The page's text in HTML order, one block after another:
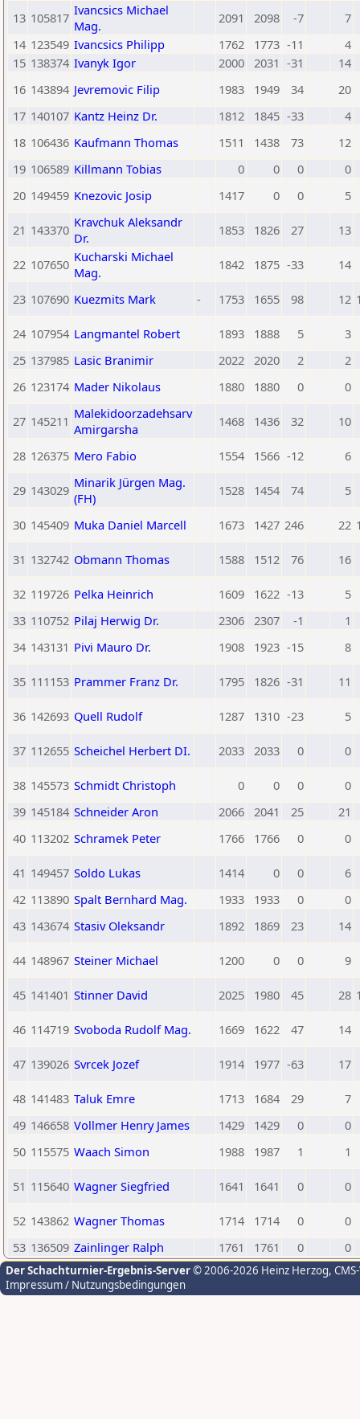
13 105817 Ivancsics Michael
Mag.
2091 2098 -7
7
14 123549 Ivancsics Philipp 1762 1773 -11
4
15 138374 Ivanyk Igor 2000 2031 -31
14
16 143894 Jevremovic Filip 1983 1949 34
20
17 140107 Kantz Heinz Dr. 1812 1845 -33
4
18 106436 Kaufmann Thomas 1511 1438 73
12
19 106589 Killmann Tobias 0 0 0
0
20 149459 Knezovic Josip 1417 0 0 5
21 143370 Kravchuk Aleksandr
Dr.
1853 1826 27 13
22 107650 Kucharski Michael
Mag.
1842 1875 -33 14
23 107690 Kuezmits Mark - 1753 1655 98 12
24 107954 Langmantel Robert 1893 1888 5
3
25 137985 Lasic Branimir 2022 2020 2
2
26 123174 Mader Nikolaus 1880 1880 0 0
27 145211 Malekidoorzadehsarv
Amirgarsha
1468 1436 32 10
28 126375 Mero Fabio 1554 1566 -12 6
29 143029 Minarik Jürgen Mag.
(FH)
1528 1454 74 5
30 145409 Muka Daniel Marcell 1673 1427 246 22
31 132742 Obmann Thomas 1588 1512 76 16
32 119726 Pelka Heinrich 1609 1622 -13
5
33 110752 Pilaj Herwig Dr. 2306 2307 -1
1
34 143131 Pivi Mauro Dr. 1908 1923 -15 8
35 111153 Prammer Franz Dr. 1795 1826 -31 11
36 142693 Quell Rudolf 1287 1310 -23 5
37 112655 Scheichel Herbert DI. 2033 2033 0 0
38 145573 Schmidt Christoph 0 0 0
0
39 145184 Schneider Aron 2066 2041 25
21
40 113202 Schramek Peter 1766 1766 0 0
41 149457 Soldo Lukas 1414 0 0
6
42 113890 Spalt Bernhard Mag. 1933 1933 0
0
43 143674 Stasiv Oleksandr 1892 1869 23 14
44 148967 Steiner Michael 1200 0 0 9
45 141401 Stinner David 2025 1980 45 28
46 114719 Svoboda Rudolf Mag. 1669 1622 47 14
47 139026 Svrcek Jozef 1914 1977 -63 17
48 141483 Taluk Emre 1713 1684 29
7
49 146658 Vollmer Henry James 1429 1429 0
0
50 115575 Waach Simon 1988 1987 1 1
51 115640 Wagner Siegfried 1641 1641 0 0
52 143862 Wagner Thomas 1714 1714 0
0
53 136509 Zainlinger Ralph 1761 1761 0 0
Der Schachturnier-Ergebnis-Server© 2006-2026 Heinz Herzog,
Impressum / Nutzungsbedingungen